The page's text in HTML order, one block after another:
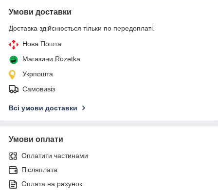
Умови доставки
Доставка здійснюється тільки по передоплаті.
Нова Пошта
Магазини Rozetka
Укрпошта
Самовивіз
Всі умови доставки
Умови оплати
Оплатити частинами
Післяплата
Оплата на рахунок